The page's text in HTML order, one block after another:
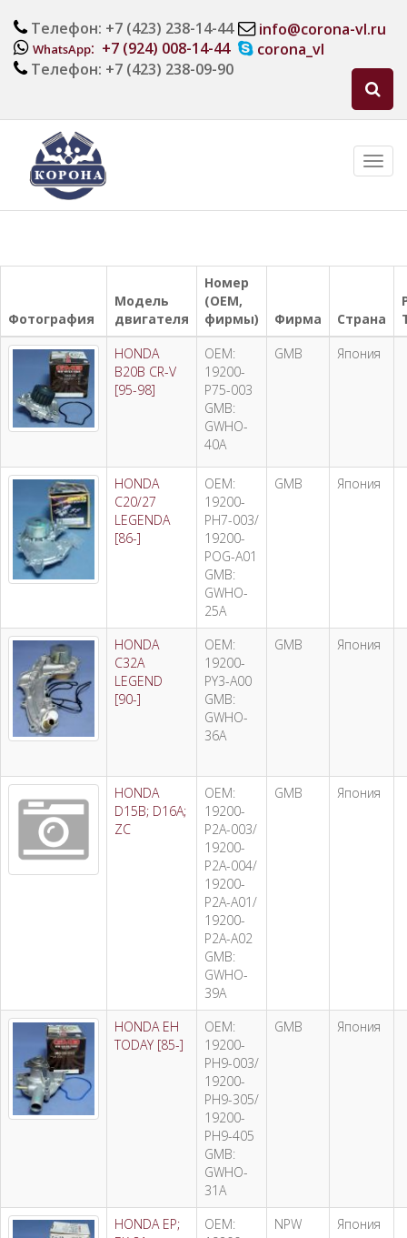
Телефон: +7 (423) 238-14-44
WhatsApp: +7 (924) 008-14-44
Телефон: +7 (423) 238-09-90
info@corona-vl.ru
corona_vl
Фотография
Модель
двигателя
Номер
(OEM,
фирмы)
Фирма Страна
HONDA
B20B CR-V
[95-98]
OEM:
19200-
P75-003
GMB:
GWHO-
40A
GMB Япония
HONDA
C20/27
LEGENDA
[86-]
OEM:
19200-
PH7-003/
19200-
POG-A01
GMB:
GWHO-
25A
GMB Япония
HONDA
C32A
LEGEND
[90-]
OEM:
19200-
PY3-A00
GMB:
GWHO-
36A
GMB Япония
HONDA
D15B; D16A;
ZC
OEM:
19200-
P2A-003/
19200-
P2A-004/
19200-
P2A-A01/
19200-
P2A-A02
GMB:
GWHO-
39A
GMB Япония
HONDA EH
TODAY [85-]
OEM:
19200-
PH9-003/
19200-
PH9-305/
19200-
PH9-405
GMB:
GWHO-
31A
GMB Япония
HONDA EP;
OEM:
NPW Япония